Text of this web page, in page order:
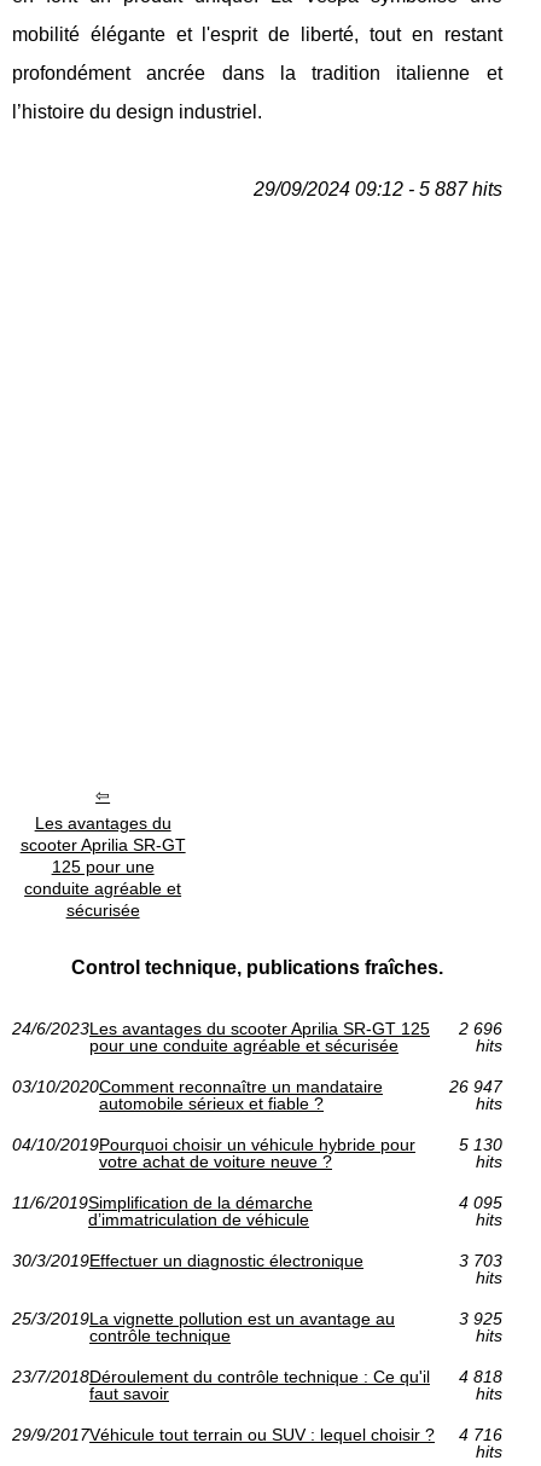
mobilité élégante et l'esprit de liberté, tout en restant
profondément ancrée dans la tradition italienne et
l’histoire du design industriel.
29/09/2024 09:12 - 5 887 hits
Les avantages du
scooter Aprilia SR-GT
125 pour une
conduite agréable et
sécurisée
Control technique, publications fraîches.
24/6/2023Les avantages du scooter Aprilia SR-GT 125
pour une conduite agréable et sécurisée
2 696
hits
03/10/2020Comment reconnaître un mandataire
automobile sérieux et fiable ?
26 947
hits
04/10/2019Pourquoi choisir un véhicule hybride pour
votre achat de voiture neuve ?
5 130
hits
11/6/2019Simplification de la démarche
d’immatriculation de véhicule
4 095
hits
30/3/2019Effectuer un diagnostic électronique
3 703
hits
25/3/2019La vignette pollution est un avantage au
contrôle technique
3 925
hits
23/7/2018Déroulement du contrôle technique : Ce qu'il
faut savoir
4 818
hits
29/9/2017Véhicule tout terrain ou SUV : lequel choisir ?
4 716
hits